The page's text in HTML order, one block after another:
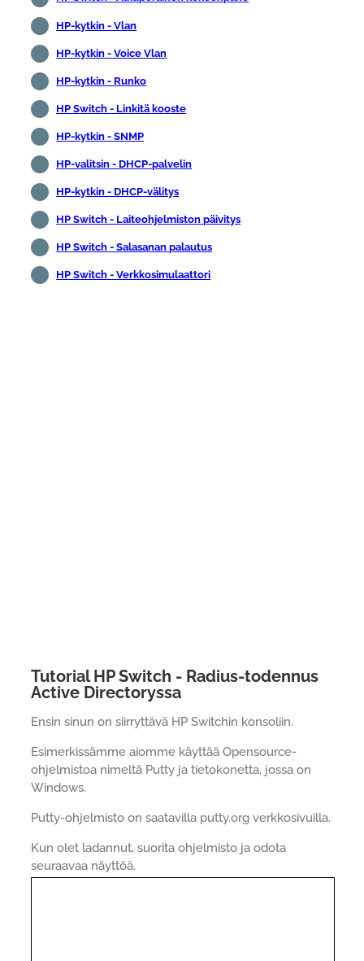
HP-kytkin - Vlan
HP-kytkin - Voice Vlan
HP-kytkin - Runko
HP Switch - Linkitä kooste
HP-kytkin - SNMP
HP-valitsin - DHCP-palvelin
HP-kytkin - DHCP-välitys
HP Switch - Laiteohjelmiston päivitys
HP Switch - Salasanan palautus
HP Switch - Verkkosimulaattori
Tutorial HP Switch - Radius-todennus
Active Directoryssa
Ensin sinun on siirryttävä HP Switchin konsoliin.
Esimerkissämme aiomme käyttää Opensource-
ohjelmistoa nimeltä Putty ja tietokonetta, jossa on
Windows.
Putty-ohjelmisto on saatavilla putty.org verkkosivuilla.
Kun olet ladannut, suorita ohjelmisto ja odota
seuraavaa näyttöä.